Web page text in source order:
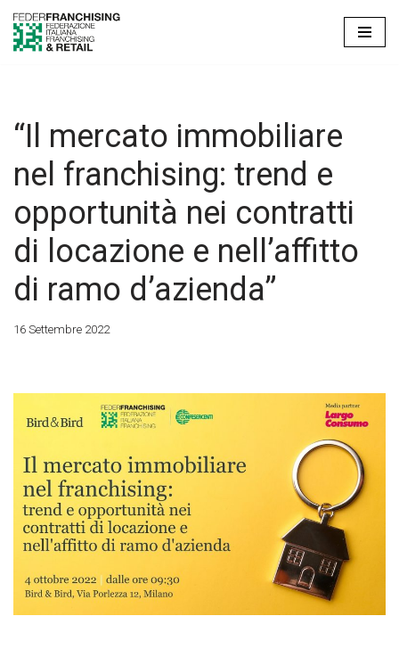
Vai
“Il mercato immobiliare
nel franchising: trend e
opportunità nei contratti
di locazione e nell’affitto
di ramo d’azienda”
16 Settembre 2022